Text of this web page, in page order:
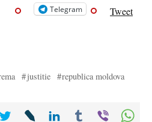
Telegram Tweet
justitie republica moldova